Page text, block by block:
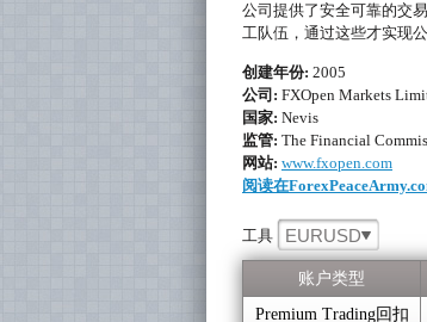
公司提供了安全可靠的交
工队伍，通过这些才实现
创建年份: 2005
公司: FXOpen Markets
国家: Nevis
监管: The Financial
网站: www.fxopen.com
阅读在
工具 EURUSD
账户类型
Premium Trading回扣